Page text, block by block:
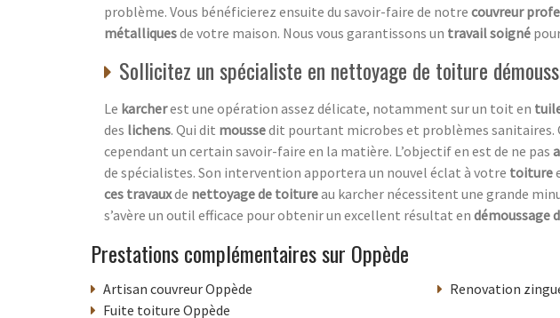
problème. Vous bénéficierez ensuite du savoir-faire de notre couvreur
métalliquesde votre maison. Nous vous garantissons un travail soigné
Sollicitez un spécialiste en nettoyage de toiture
Le karcherest une opération assez délicate, notamment sur un toit en
des lichens. Qui dit moussedit pourtant microbes et problèmes sanitaires.
cependant un certain savoir-faire en la matière. L’objectif en est de ne pas
de spécialistes. Son intervention apportera un nouvel éclat à votre toiture
ces travauxde nettoyage de toitureau karcher nécessitent une grande
s’avère un outil efficace pour obtenir un excellent résultat en démoussage
Prestations complémentaires sur Oppède
Artisan couvreur Oppède
Fuite toiture Oppède
Renovation